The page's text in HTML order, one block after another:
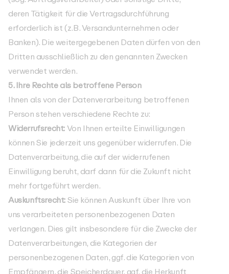
deren Tätigkeit für die Vertragsdurchführung
erforderlich ist (z.B. Versandunternehmen oder
Banken). Die weitergegebenen Daten dürfen von den
Dritten ausschließlich zu den genannten Zwecken
verwendet werden.
5. Ihre Rechte als betroffene Person
Ihnen als von der Datenverarbeitung betroffenen
Person stehen verschiedene Rechte zu:
Widerrufsrecht:Von Ihnen erteilte Einwilligungen
können Sie jederzeit uns gegenüber widerrufen. Die
Datenverarbeitung, die auf der widerrufenen
Einwilligung beruht, darf dann für die Zukunft nicht
mehr fortgeführt werden.
Auskunftsrecht:Sie können Auskunft über Ihre von
uns verarbeiteten personenbezogenen Daten
verlangen. Dies gilt insbesondere für die Zwecke der
Datenverarbeitungen, die Kategorien der
personenbezogenen Daten, ggf. die Kategorien von